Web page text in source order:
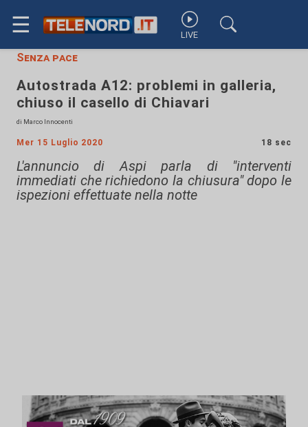
☰ LIVE
Senza pace
Autostrada A12: problemi in galleria,
chiuso il casello di Chiavari
di Marco Innocenti
Mer 15 Luglio 2020 18 sec
L'annuncio di Aspi parla di "interventi
immediati che richiedono la chiusura" dopo le
ispezioni effettuate nella notte